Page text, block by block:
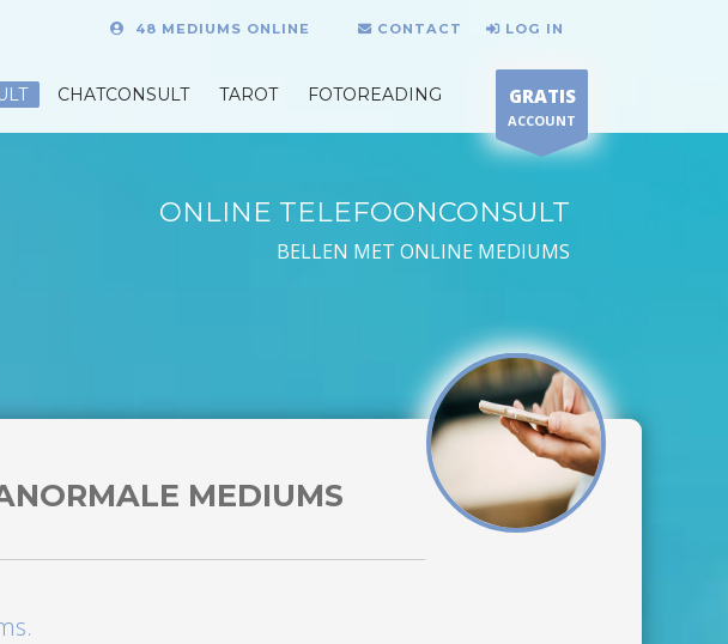
48 MEDIUMS ONLINE CONTACT LOG IN
CHATCONSULT TAROT FOTOREADING GRATIS
ACCOUNT
ONLINE TELEFOONCONSULT
BELLEN MET ONLINE MEDIUMS
MEDIUMS